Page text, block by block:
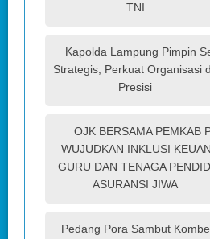
TNI
Kapolda Lampung Pimpin
Strategis, Perkuat Organisasi
Presisi
OJK BERSAMA PEMKAB
WUJUDKAN INKLUSI
GURU DAN TENAGA
ASURANSI JIWA
Pedang Pora Sambut